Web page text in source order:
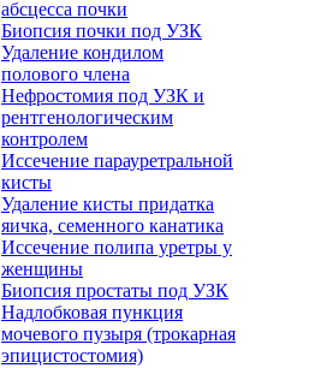
абсцесса почки
Биопсия почки под УЗК
Удаление кондилом
полового члена
Нефростомия под УЗК и
рентгенологическим
контролем
Иссечение парауретральной
кисты
Удаление кисты придатка
яичка, семенного канатика
Иссечение полипа уретры у
женщины
Биопсия простаты под УЗК
Надлобковая пункция
мочевого пузыря (трокарная
эпицистостомия)